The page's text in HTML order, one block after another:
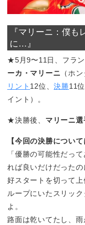
『マリーニ：僕
に…』
★5月9〜11日、フラ
ーカ・マリーニ （ホ
リント 12位、決勝11
イント）。
★決勝後、 マリーニ選
【今回の決勝につい
「優勝の可能性だっ
れば良いだけだったの
好スタートを切って
ループにいたスリッ
よ。
路面は乾いてたし、